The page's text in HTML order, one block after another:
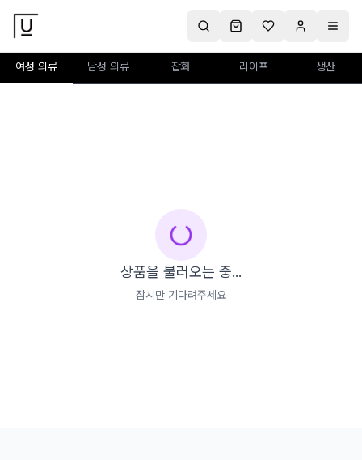
여성 의류 남성 의류 잡화 라이프 생산
상품을 불러오는 중...
잠시만 기다려주세요